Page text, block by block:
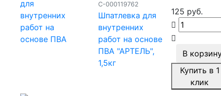
С-000119762
Шпатлевка для
внутренних
работ на основе
ПВА "АРТЕЛЬ",
1,5кг
125 руб.
В
Купить в 1
клик